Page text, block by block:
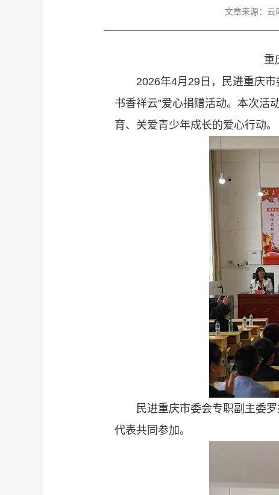
文章来源： 云
重
2026年4月29日，民进重庆
书香祥云”爱心捐赠活动。本次活
育、关爱青少年成长的爱心行动。
民进重庆市委会专职副主委
代表共同参加。